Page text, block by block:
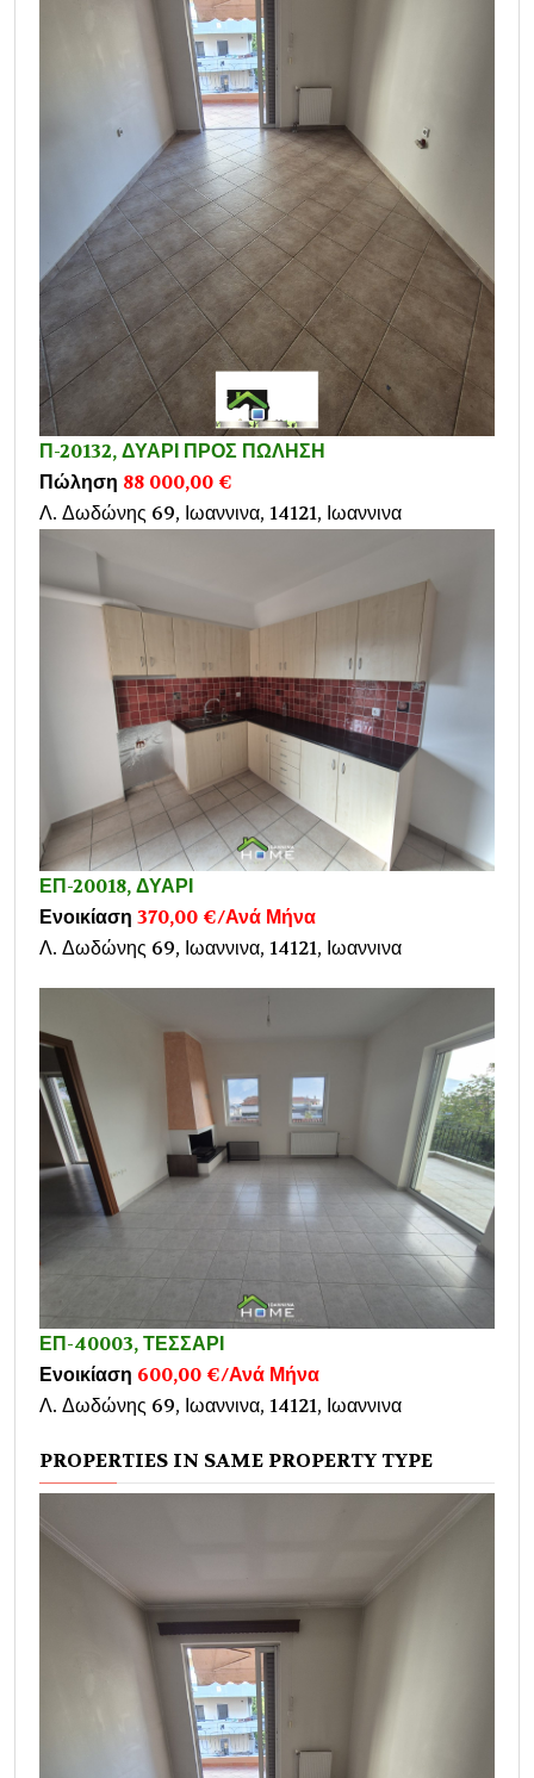
Π-20132, ΔΥΑΡΙ ΠΡΟΣ ΠΩΛΗΣΗ
Πώληση 88 000,00 €
Λ. Δωδώνης 69, Ιωαννινα, 14121, Ιωαννινα
ΕΠ-20018, ΔΥΑΡΙ
Ενοικίαση 370,00 €/Ανά Μήνα
Λ. Δωδώνης 69, Ιωαννινα, 14121, Ιωαννινα
ΕΠ-40003, ΤΕΣΣΑΡΙ
Ενοικίαση 600,00 €/Ανά Μήνα
Λ. Δωδώνης 69, Ιωαννινα, 14121, Ιωαννινα
PROPERTIES IN SAME PROPERTY TYPE